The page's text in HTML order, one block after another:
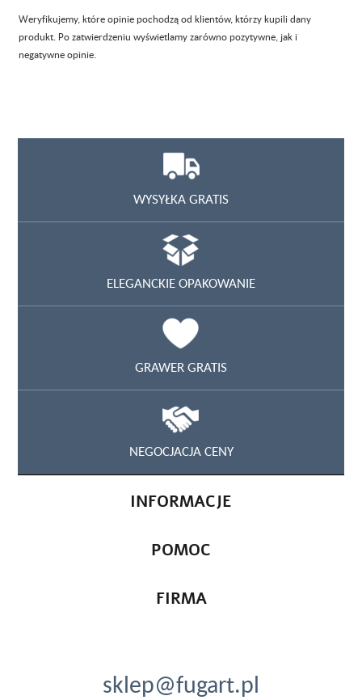
Weryfikujemy, które opinie pochodzą od klientów, którzy kupili dany
produkt. Po zatwierdzeniu wyświetlamy zarówno pozytywne, jak i
negatywne opinie.
WYSYŁKA GRATIS
ELEGANCKIE OPAKOWANIE
GRAWER GRATIS
NEGOCJACJA CENY
INFORMACJE
POMOC
FIRMA
sklep@fugart.pl